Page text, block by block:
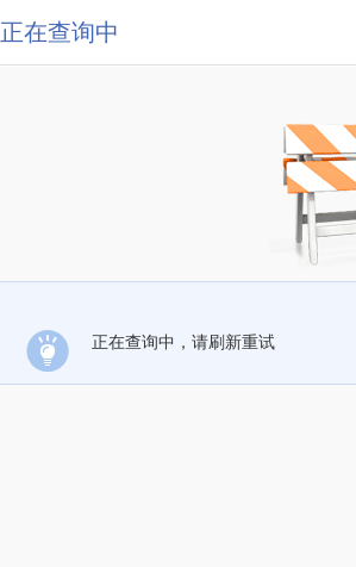
正在查询中
正在查询中，请刷新重试